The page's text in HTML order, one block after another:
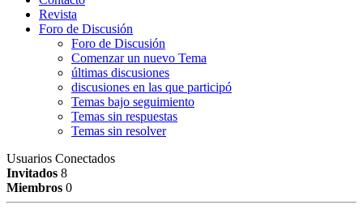
Revista
Foro de Discusión
Foro de Discusión
Comenzar un nuevo Tema
últimas discusiones
discusiones en las que participó
Temas bajo seguimiento
Temas sin respuestas
Temas sin resolver
Usuarios Conectados
Invitados 8
Miembros 0